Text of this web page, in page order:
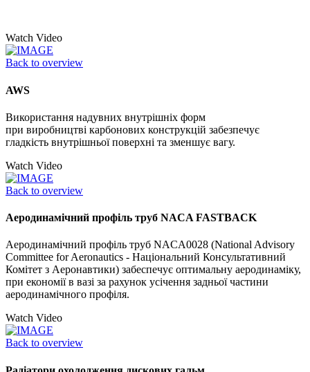
Watch Video
Back to overview
AWS
Використання надувних внутрішніх форм
при виробництві карбонових конструкцій забезпечує
гладкість внутрішньої поверхні та зменшує вагу.
Watch Video
Back to overview
Аеродинамічний профіль труб NACA FASTBACK
Аеродинамічний профіль труб NACA0028 (National Advisory
Committee for Aeronautics - Національний Консультативний
Комітет з Аеронавтики) забеспечує оптимальну аеродинаміку,
при економії в вазі за рахунок усічення задньої частини
аеродинамічного профіля.
Watch Video
Back to overview